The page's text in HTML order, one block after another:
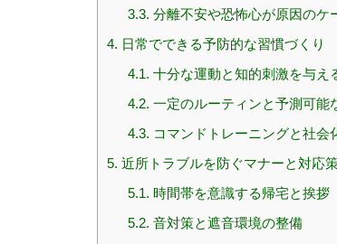
3.3. 分離不安や恐怖心が原因のケ
4. 日常でできる予防的な習慣づくり
4.1. 十分な運動と知的刺激を与え
4.2. 一定のルーティンと予測可能
4.3. コマンドトレーニングと社会
5. 近所トラブルを防ぐマナーと対応
5.1. 時間帯を意識する帰宅と挨拶
5.2. 音対策と遮音環境の整備